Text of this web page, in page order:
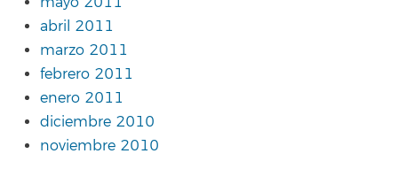
abril 2011
marzo 2011
febrero 2011
enero 2011
diciembre 2010
noviembre 2010